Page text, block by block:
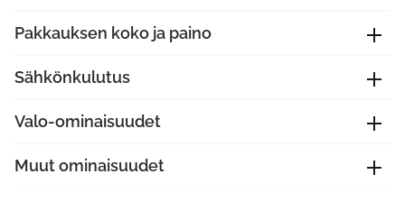
Pakkauksen koko ja paino
Sähkönkulutus
Valo-ominaisuudet
Muut ominaisuudet